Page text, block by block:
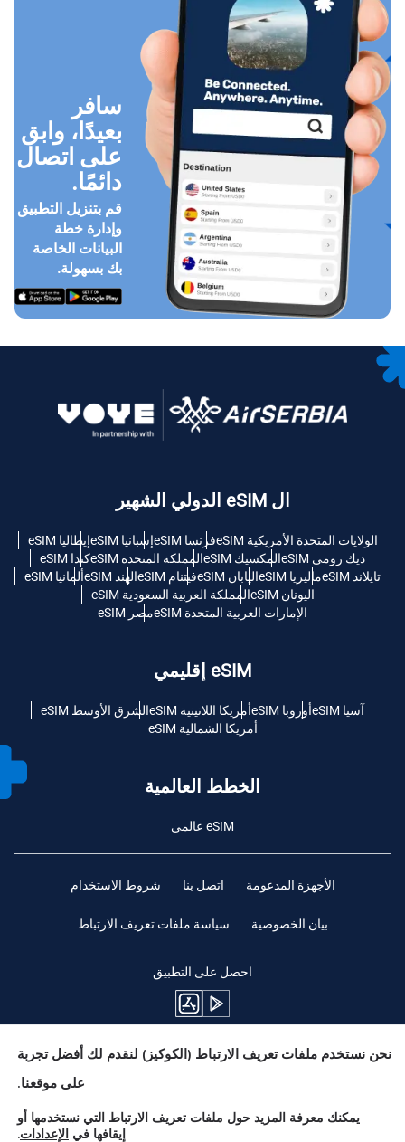
سافر
بعيدًا، وابق
على اتصال
دائمًا.
قم بتنزيل التطبيق
وإدارة خطة
البيانات الخاصة
بك بسهولة.
ال eSIM الدولي الشهير
الولايات المتحدة الأمريكية eSIM فرنسا eSIM إسبانيا eSIM
إيطاليا eSIM
ديك رومى eSIM
المكسيك eSIM المملكة المتحدة eSIM
كندا eSIM
تايلاند eSIM
ماليزيا eSIM اليابان eSIM فيتنام eSIM الهند eSIM
ألمانيا eSIM
اليونان eSIM
المملكة العربية السعودية eSIM
الإمارات العربية المتحدة eSIM
مصر eSIM
eSIM إقليمي
آسيا eSIM أوروبا eSIM أمريكا اللاتينية eSIM
الشرق الأوسط eSIM
أمريكا الشمالية eSIM
الخطط العالمية
eSIM عالمي
الأجهزة المدعومة اتصل بنا شروط الاستخدام
بيان الخصوصية سياسة ملفات تعريف الارتباط
احصل على التطبيق
ابقوا متابعين
نحن نستخدم ملفات تعريف الارتباط (الكوكيز) لنقدم لك أفضل تجربة
على موقعنا.
يمكنك معرفة المزيد حول ملفات تعريف الارتباط التي نستخدمها أو
إيقافها في الإعدادات.